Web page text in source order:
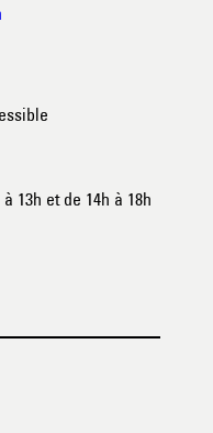
13h et de 14h à 18h